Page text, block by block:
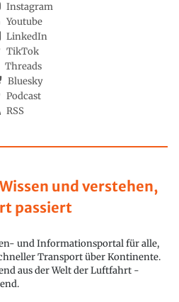
und verstehen,
passiert
und Informationsportal für alle,
Transport über Kontinente.
aus der Welt der Luftfahrt -
Instagram
Youtube
LinkedIn
TikTok
Threads
Bluesky
Podcast
RSS